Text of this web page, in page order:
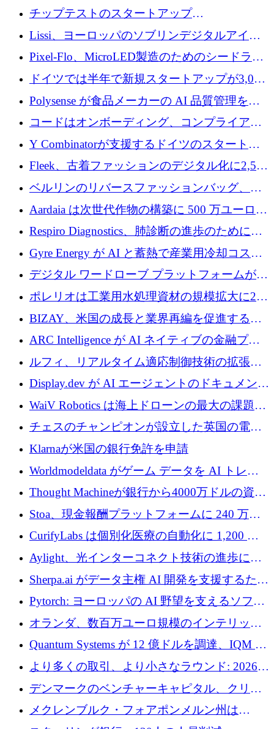
立したAIライティングのスタートアップが
1,300万ドルのシード投資を調達
チップテストのスタートアップ
QuantumDiamondsが株式資金で1,500万ユーロ
を調達
Lissi、ヨーロッパのソブリンデジタルアイデ
ンティティの未来を推進するために350万ユー
ロを調達
Pixel-Flo、MicroLED製造のためのシードラウ
ンドで525万ポンドを獲得
ドイツでは半年で新規スタートアップが3,000
社という記録を目の当たりにし、涙を流すハ
ンブルク
Polysense が食品メーカーの AI 品質管理を拡
張するために 1,070 万ドルを調達
コードはオンボーディング、コンプライアン
ス、支払いを統合するために 640 万ポンドを
Y Combinatorが支援するドイツのスタートア
ップFintoが340万ドルを調達、シリコンバレ
ーではなくミュンヘンを選んだと語る
Fleek、古着ファッションのデジタル化に2,500
万ドルを確保
ベルリンのリバースファッションバッグ、繊
維仕分け規模拡大に7桁の資金調達
Aardaia は次世代作物の構築に 500 万ユーロを
寄付
Respiro Diagnostics、肺診断の進歩のために
100 万ポンドを確保
Gyre Energy が AI と蓄熱で産業用冷却コスト
を削減するために 130 万ドルを調達
デジタル ワードローブ プラットフォームが
1,000 万人のユーザーに到達し、Whering が
700 万ドルを獲得
ポレリオは工業用水処理資材の規模拡大に240
万ユーロを確保
BIZAY、米国の成長と業界再編を促進するた
めに5,500万ドルを確保
ARC Intelligence が AI ネイティブの金融プラ
ットフォームを拡大するために 400 万ユーロ
ルフィ、リアルタイム適応制御技術の拡張に
810万ポンドを確保
Display.dev が AI エージェントのドキュメント
コラボレーションを強化するために 47 万ユー
WaiV Robotics は海上ドローンの最大の課題の
1 つをどのように解決しているか
チェスのチャンピオンが設立した英国の電池
材料スタートアップ TaiSan が 465 万ポンドを
Klarnaが米国の銀行免許を申請
Worldmodeldata がゲーム データを AI トレー
ニングに変えるために 700 万ポンドを獲得
Thought Machineが銀行から4000万ドルの資金
調達、年間収益1億ドルを突破
Stoa、現金報酬プラットフォームに 240 万ド
ルを確保
CurifyLabs は個別化医療の自動化に 1,200 万
ユーロを寄付
Aylight、光インターコネクト技術の進歩に向
けて450万ユーロのプレシードラウンドを終了
Sherpa.ai がデータ主権 AI 開発を支援するため
に 1,800 万ドルを調達
Pytorch: ヨーロッパの AI 野望を支えるソフト
ウェア層
オランダ、数百万ユーロ規模のインテリック
との提携で軍用ドローンにソフトウェアファ
ースト戦略を採用
Quantum Systems が 12 億ドルを調達、IQM が
米国の主要取引所で初の欧州量子企業とな
る、6 月に欧州のスタートアップ資金調達
より多くの取引、より小さなラウンド: 2026
年 6 月に欧州のスタートアップ資金調達
デンマークのベンチャーキャピタル、クリメ
ンタム・キャピタルが気候変動対策ハードウ
ェア投資として初回クローズで6,000万ユーロ
メクレンブルク・フォアポンメルン州は
Nextcloud を州全体に展開し、オープンソース